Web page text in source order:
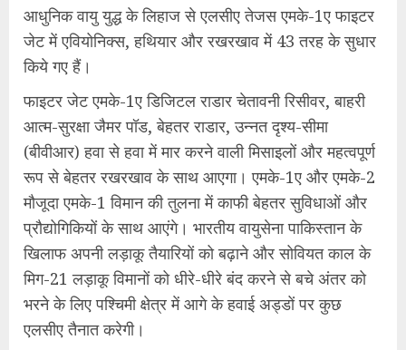
आधुनिक वायु युद्ध के लिहाज से एलसीए तेजस एमके-1ए फाइटर
जेट में एवियोनिक्स, हथियार और रखरखाव में 43 तरह के सुधार
किये गए हैं।
फाइटर जेट एमके-1ए डिजिटल राडार चेतावनी रिसीवर, बाहरी
आत्म-सुरक्षा जैमर पॉड, बेहतर राडार, उन्नत दृश्य-सीमा
(बीवीआर) हवा से हवा में मार करने वाली मिसाइलों और महत्वपूर्ण
रूप से बेहतर रखरखाव के साथ आएगा। एमके-1ए और एमके-2
मौजूदा एमके-1 विमान की तुलना में काफी बेहतर सुविधाओं और
प्रौद्योगिकियों के साथ आएंगे। भारतीय वायुसेना पाकिस्तान के
खिलाफ अपनी लड़ाकू तैयारियों को बढ़ाने और सोवियत काल के
मिग-21 लड़ाकू विमानों को धीरे-धीरे बंद करने से बचे अंतर को
भरने के लिए पश्चिमी क्षेत्र में आगे के हवाई अड्डों पर कुछ
एलसीए तैनात करेगी।